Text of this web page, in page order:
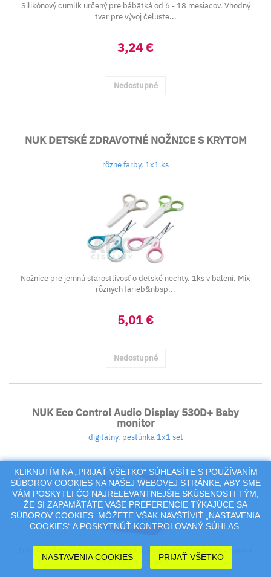
Silikónový cumlík určený pre bábätká od 6 - 18 mesiacov. Vhodný
tvar pre vývoj čeluste...
3,24 €
Nedostupné
NUK DETSKÉ ZDRAVOTNÉ NOŽNICE S KRYTOM
rôzne farby, 1x1 ks
Nožnice pre jemnú starostlivosť o detské nechty. 1ks v balení. Mix
rôznych farieb&nbsp...
5,01 €
Nedostupné
NUK Eco Control Audio Display 530D+ Baby
monitor
digitálny, pestúnka 1x1 set
Digitálny detský monitor - pestúnka, s režimom Eco-mode - presná
technológia pre ľahk...
KLIKNUTÍM NA „PRIJAŤ VŠETKO“ SÚHLASÍTE S POUŽÍVANÍM
SÚBOROV COOKIES NA NAŠEJ WEBOVEJ STRÁNKE, ABY SME
VÁM POSKYTLI ČO NAJRELEVANTNEJŠIE SKÚSENOSTI TÝM,
ŽE SI ZAPAMÄTÁTE VAŠE PREFERENCIE TÝKAJÚCE SA
SÚBOROV COOKIES. MÔŽETE VŠAK NAVŠTÍVIŤ „NASTAVENIA
COOKIES“ A POSKYTNÚŤ KONTROLOVANÝ SÚHLAS.
NASTAVENIA COOKIES PRIJAŤ VŠETKO